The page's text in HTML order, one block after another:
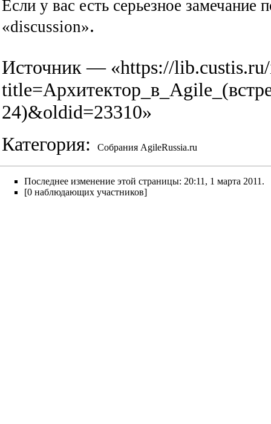
Если у вас есть серьезное замечание
«discussion».
Источник — «https://
24)&oldid=23310»
Категория: Собрания AgileRussia.ru
Последнее изменение этой страницы: 20:11, 1 марта 2011.
[0 наблюдающих участников]